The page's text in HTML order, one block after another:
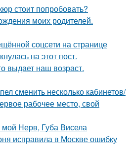
стоит попробовать?
моих родителей.
соцсети на странице
на этот пост.
выдает наш возраст.
сменить несколько кабинетов/
рабочее место, свой
Нерв, Губа Висела
исправила в Москве ошибку